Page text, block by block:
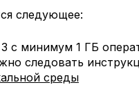
следующее:
с минимум 1 ГБ
следовать
среды